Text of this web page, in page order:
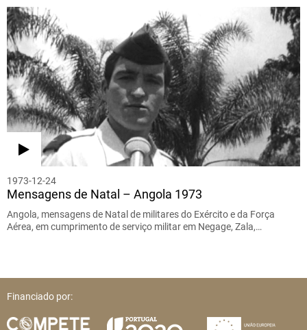
1973-12-24
Mensagens de Natal – Angola 1973
Angola, mensagens de Natal de militares do Exército e da Força
Aérea, em cumprimento de serviço militar em Negage, Zala,…
Financiado por: